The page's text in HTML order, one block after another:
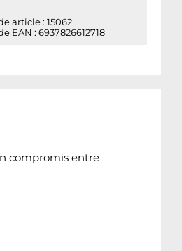
article : 15062
EAN : 6937826612718
compromis entre